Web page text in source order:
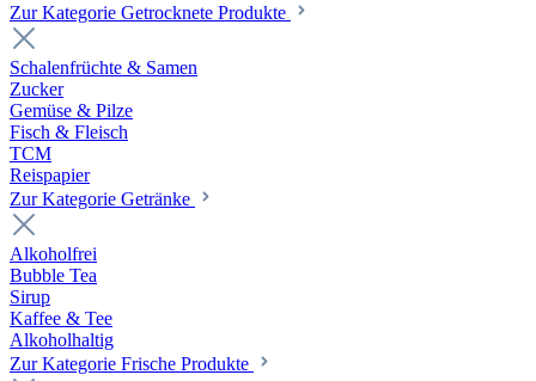
Zur Kategorie Getrocknete Produkte
Schalenfrüchte & Samen
Zucker
Gemüse & Pilze
Fisch & Fleisch
TCM
Reispapier
Zur Kategorie Getränke
Alkoholfrei
Bubble Tea
Sirup
Kaffee & Tee
Alkoholhaltig
Zur Kategorie Frische Produkte